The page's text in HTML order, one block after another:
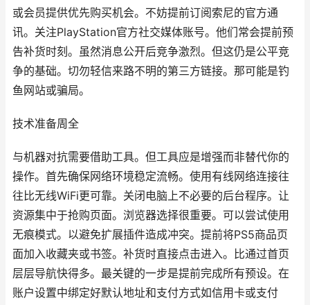
或会员提供优先购买机会。不妨提前订阅索尼的官方通
讯。关注PlayStation官方社交媒体账号。他们常会提前预
告补货时刻。虽然消息公开后竞争激烈。但这仍是公平竞
争的基础。切勿轻信来路不明的第三方链接。那可能是钓
鱼网站或骗局。
技术准备周全
与机器对抗需要借助工具。但工具应是增强而非替代你的
操作。首先确保网络环境稳定流畅。使用有线网络连接往
往比无线WiFi更可靠。关闭电脑上不必要的后台程序。让
资源集中于抢购页面。浏览器选择很重要。可以尝试使用
无痕模式。以避免扩展插件造成冲突。提前将PS5商品页
面加入收藏夹或书签。补货时直接点击进入。比通过首页
层层导航快得多。最关键的一步是提前完成所有预设。在
账户设置中绑定好默认地址和支付方式如信用卡或支付